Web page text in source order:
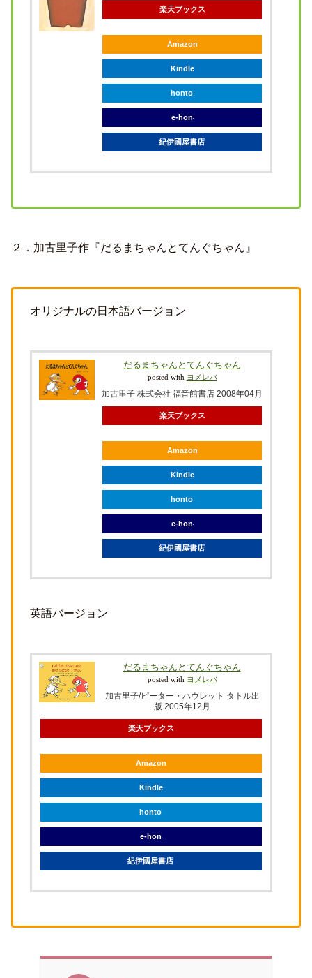
楽天ブックス
Amazon
Kindle
honto
e-hon
紀伊國屋書店
２．加古里子作『だるまちゃんとてんぐちゃん』
オリジナルの日本語バージョン
だるまちゃんとてんぐちゃん
posted with ヨメレバ
加古里子 株式会社 福音館書店 2008年04月
楽天ブックス
Amazon
Kindle
honto
e-hon
紀伊國屋書店
英語バージョン
だるまちゃんとてんぐちゃん
posted with ヨメレバ
加古里子/ピーター・ハウレット タトル出
版 2005年12月
楽天ブックス
Amazon
Kindle
honto
e-hon
紀伊國屋書店